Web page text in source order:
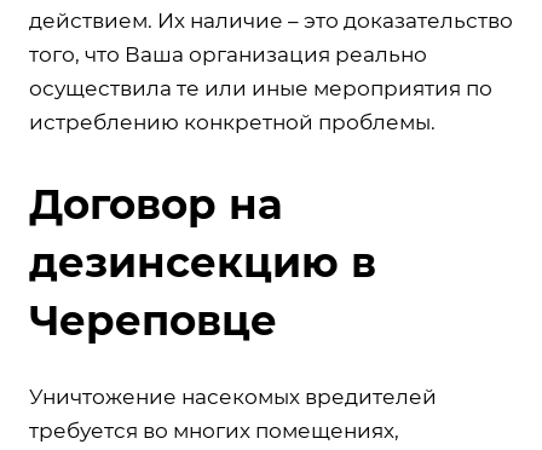
действием. Их наличие – это доказательство
того, что Ваша организация реально
осуществила те или иные мероприятия по
истреблению конкретной проблемы.
Договор на
дезинсекцию в
Череповце
Уничтожение насекомых вредителей
требуется во многих помещениях,